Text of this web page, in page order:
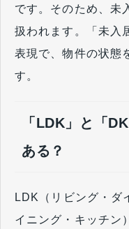
です。そのため、未
扱われます。「未入
表現で、物件の状態
す。
「LDK」と「
ある？
LDK（リビング・ダ
イニング・キッチン